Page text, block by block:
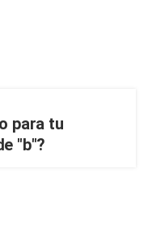
para tu
"b"?